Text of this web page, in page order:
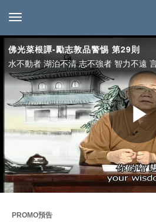
toggle navigation
佛光菜根譚-勵志敦品警惕 第29則
PROMO預告